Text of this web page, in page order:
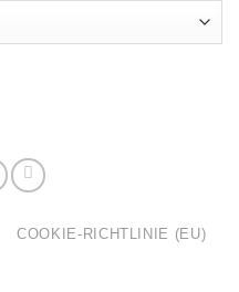
COOKIE-RICHTLINIE (EU)